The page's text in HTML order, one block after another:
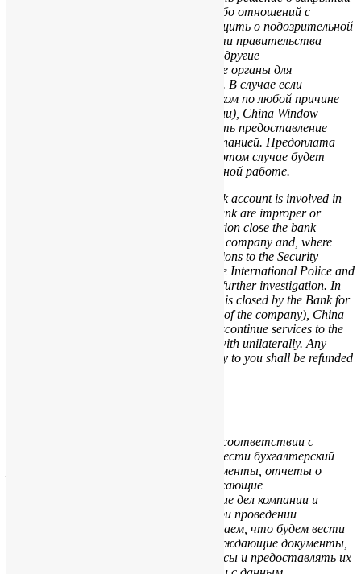
счета компании, прекращении каких-либо отношений с
компанией и, при необходимости, сообщить о подозрительной
транзакции в Комитет по безопасности правительства
Гонконга, международную полицию и в другие
соответствующие правительственные органы для
проведения дальнейшего расследования. В случае если
банковский счет компании закрыт Банком по любой причине
(за исключением запроса самой компании), China Window
Services Limited имеет право прекратить предоставление
сервисов и какие либо отношения с компанией. Предоплата
ежегодного обслуживания компании в этом случае будет
возвращена пропорционально выполненной работе.
We acknowledge that if the company’s bank account is involved in
transactions which in the opinion of the Bank are improper or
suspicious, the Bank may at its own discretion close the bank
account, terminate its relationship with the company and, where
appropriate, report the suspicious transactions to the Security
Bureau of the Hong Kong Government, the International Police and
other relevant Government authorities for further investigation. In
the event that the company’s bank account is closed by the Bank for
whatever reason (other than at the request of the company), China
Window Services Limited are entitled to discontinue services to the
company and terminate relationship forthwith unilaterally. Any
annual fee paid in advance by the company to you shall be refunded
Мы знаем, что гонконгская компания в соответствии с
законодательством Гонконга должна вести бухгалтерский
учет, хранить подтверждающие документы, отчеты о
прибылях и убытках и балансы, отражающие
действительное фактическое состояние дел компании и
позволяющие объяснить транзакции при проведении
аудиторской проверки. Мы подтверждаем, что будем вести
бухгалтерские книги, хранить подтверждающие документы,
отчеты о прибылях и убытках и балансы и предоставлять их